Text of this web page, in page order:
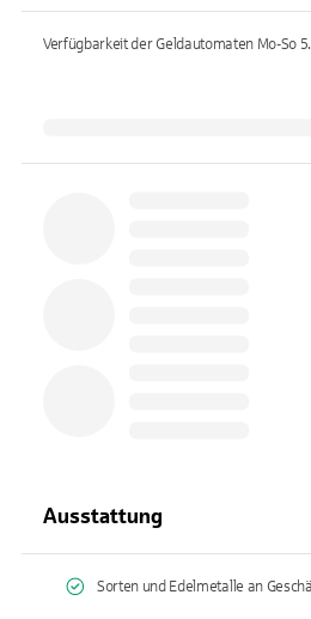
Verfügbarkeit der Geldautomaten Mo-So
Ausstattung
Sorten und Edelmetalle an